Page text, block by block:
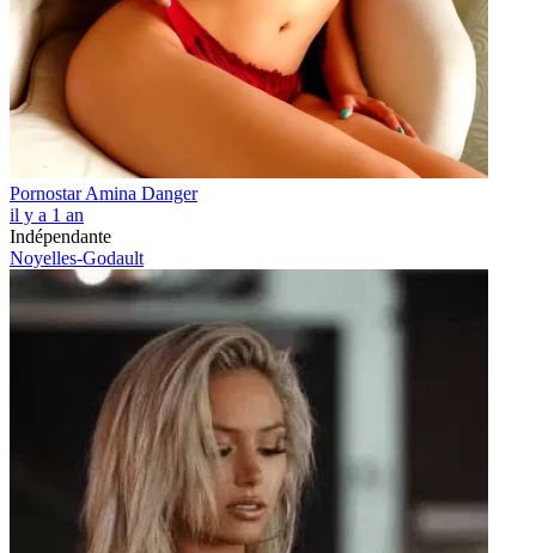
Pornostar Amina Danger
il y a 1 an
Indépendante
Noyelles-Godault